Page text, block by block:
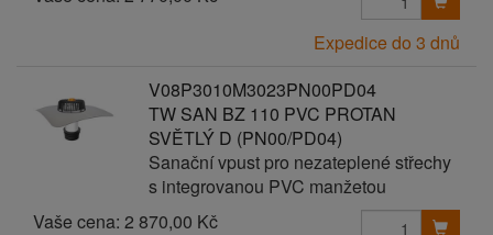
Expedice do 3 dnů
V08P3010M3023PN00PD04
TW SAN BZ 110 PVC PROTAN
SVĚTLÝ D (PN00/PD04)
Sanační vpust pro nezateplené střechy
s integrovanou PVC manžetou
Vaše cena: 2 870,00 Kč